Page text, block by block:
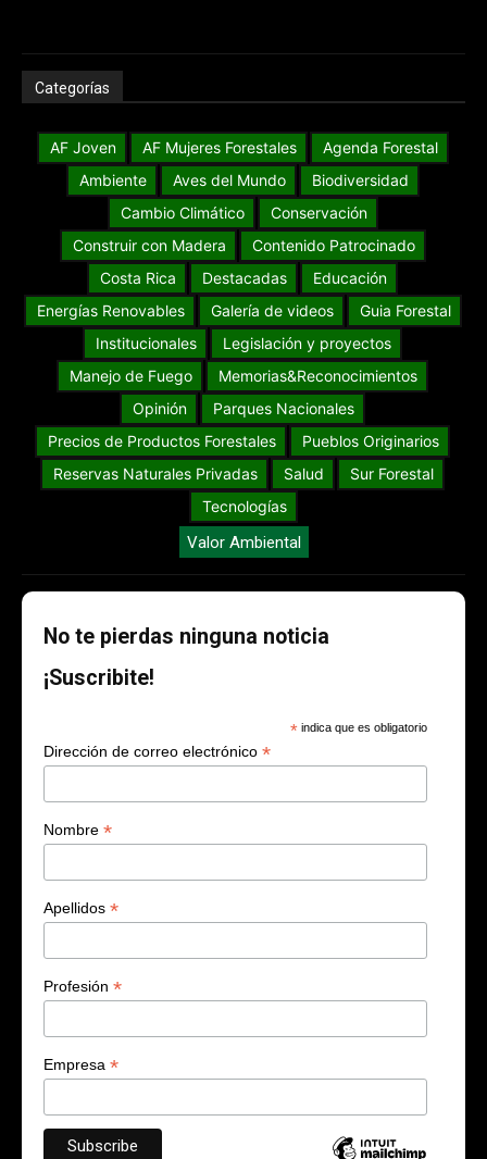
Categorías
AF Joven AF Mujeres Forestales
Agenda Forestal
Ambiente
Aves del Mundo
Biodiversidad
Cambio Climático
Conservación
Construir con Madera
Contenido Patrocinado
Costa Rica
Destacadas
Educación
Energías Renovables
Galería de videos
Guia Forestal
Institucionales
Legislación y proyectos
Manejo de Fuego
Memorias&Reconocimientos
Opinión
Parques Nacionales
Precios de Productos Forestales
Pueblos Originarios
Reservas Naturales Privadas
Salud
Sur Forestal
Tecnologías
Valor Ambiental
No te pierdas ninguna noticia
¡Suscribite!
* indica que es obligatorio
Dirección de correo electrónico *
Nombre *
Apellidos *
Profesión *
Empresa *